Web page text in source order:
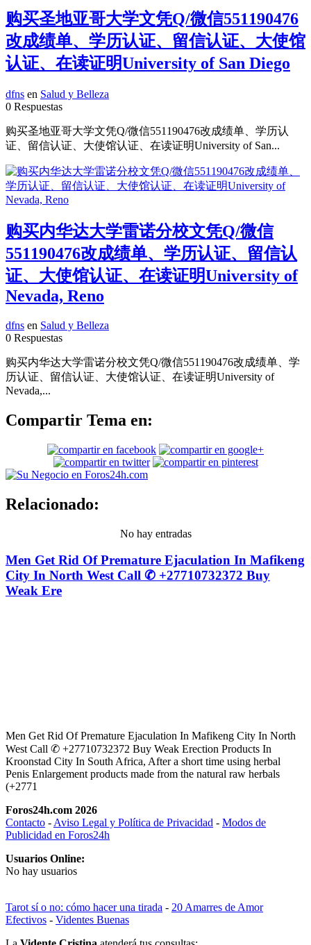
购买圣地亚哥大学文凭Q/微信551190476
改成绩单、学历认证、留信认证、大使馆
认证、在读证明University of San Diego
dfns en Salud y Belleza
0 Respuestas
购买圣地亚哥大学文凭Q/微信551190476改成绩单、学历认
证、留信认证、大使馆认证、在读证明University of San...
购买内华达大学雷诺分校文凭Q/微信
551190476改成绩单、学历认证、留信认
证、大使馆认证、在读证明University of
Nevada, Reno
dfns en Salud y Belleza
0 Respuestas
购买内华达大学雷诺分校文凭Q/微信551190476改成绩单、学
历认证、留信认证、大使馆认证、在读证明University of
Nevada,...
Compartir Tema en:
Relacionado:
No hay entradas
Men Get Rid Of Premature Ejaculation In Mafikeng
City In North West Call ✆ +27710732372 Buy
Weak Ere
Men Get Rid Of Premature Ejaculation In Mafikeng City In North
West Call ✆ +27710732372 Buy Weak Erection Products In
Kroonstad City In South Africa, After a short time using herbal
Penis Enlargement products made from the natural raw herbals
(+2771
Foros24h.com 2026
Contacto - Aviso Legal y Política de Privacidad - Modos de
Publicidad en Foros24h
Usuarios Online:
No hay usuarios
Tarot sí o no: cómo hacer una tirada - 20 Amarres de Amor
Efectivos - Videntes Buenas